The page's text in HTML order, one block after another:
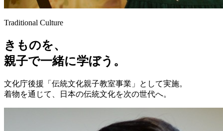
Traditional Culture
きものを、
親子で一緒に学ぼう。
文化庁後援「伝統文化親子教室事業」として実施。
着物を通じて、日本の伝統文化を次の世代へ。